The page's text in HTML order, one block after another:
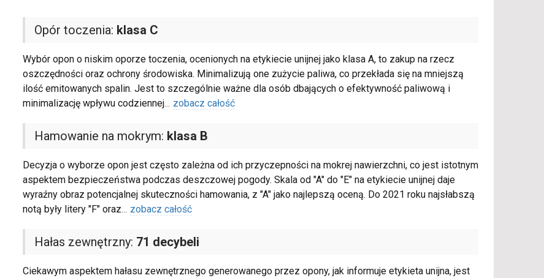
Opór toczenia: klasa C
Wybór opon o niskim oporze toczenia, ocenionych na etykiecie unijnej jako klasa A, to zakup na rzecz
oszczędności oraz ochrony środowiska. Minimalizują one zużycie paliwa, co przekłada się na mniejszą
ilość emitowanych spalin. Jest to szczególnie ważne dla osób dbających o efektywność paliwową i
minimalizację wpływu codziennej... zobacz całość
Hamowanie na mokrym: klasa B
Decyzja o wyborze opon jest często zależna od ich przyczepności na mokrej nawierzchni, co jest istotnym
aspektem bezpieczeństwa podczas deszczowej pogody. Skala od "A" do "E" na etykiecie unijnej daje
wyraźny obraz potencjalnej skuteczności hamowania, z "A" jako najlepszą oceną. Do 2021 roku najsłabszą
notą były litery "F" oraz... zobacz całość
Hałas zewnętrzny: 71 decybeli
Ciekawym aspektem hałasu zewnętrznego generowanego przez opony, jak informuje etykieta unijna, jest